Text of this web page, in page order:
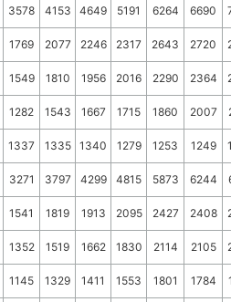
3578 4153 4649 5191 6264 6690
1769 2077 2246 2317 2643 2720
1549 1810 1956 2016 2290 2364
1282 1543 1667 1715 1860 2007
1337 1335 1340 1279 1253 1249
3271 3797 4299 4815 5873 6244
1541 1819 1913 2095 2427 2408
1352 1519 1662 1830 2114 2105
1145 1329 1411 1553 1801 1784